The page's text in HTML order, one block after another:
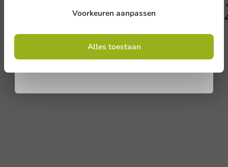
1000
€
Voorkeuren aanpassen
Alles toestaan
Aanmelden
Door je in te schrijven, ga je akkoord met de
algemene voorwaarden